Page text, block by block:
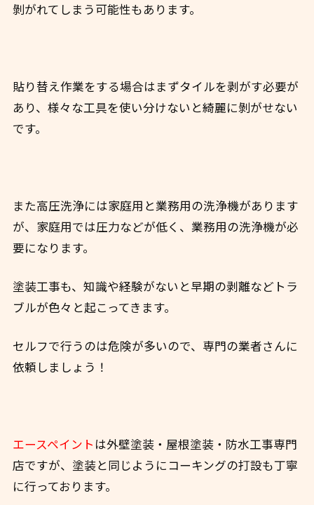
剝がれてしまう可能性もあります。
貼り替え作業をする場合はまずタイルを剥がす必要が
あり、様々な工具を使い分けないと綺麗に剝がせない
です。
また高圧洗浄には家庭用と業務用の洗浄機があります
が、 家庭用では圧力などが低く、業務用の洗浄機が必
要になります。
塗装工事も、知識や経験がないと早期の剥離などトラ
ブルが色々と起こってきます。
セルフで行うのは危険が多いので、専門の業者さんに
依頼しましょう！
エースペイント は外壁塗装・屋根塗装・防水工事専門
店ですが、塗装と同じようにコーキングの打設も丁寧
に行っております。